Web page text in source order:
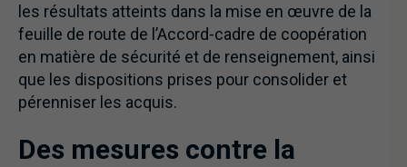
les résultats atteints dans la mise en œuvre de la
feuille de route de l’Accord-cadre de coopération
en matière de sécurité et de renseignement, ainsi
que les dispositions prises pour consolider et
pérenniser les acquis.
Des mesures contre la